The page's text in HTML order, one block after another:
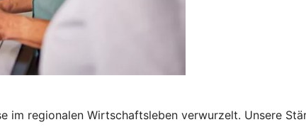
im regionalen Wirtschaftsleben verwurzelt. Unsere